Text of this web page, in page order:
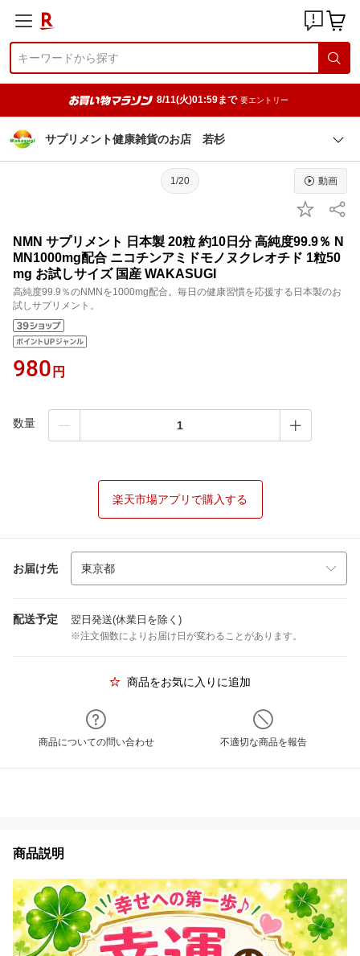
8/11(火)01:59まで 要エントリー
サプリメント健康雑貨のお店 若杉
1/20 動画
NMN サプリメント 日本製 20粒 約10日分 高純度99.9％ N
MN1000mg配合 ニコチンアミドモノヌクレオチド 1粒50
mg お試しサイズ 国産 WAKASUGI
高純度99.9％のNMNを1000mg配合。毎日の健康習慣を応援する日本製のお
試しサプリメント。
980 円
数量
楽天市場アプリで購入する
お届け先
配送予定 翌日発送(休業日を除く)
※注文個数によりお届け日が変わることがあります。
商品をお気に入りに追加
商品についての問い合わせ 不適切な商品を報告
商品説明